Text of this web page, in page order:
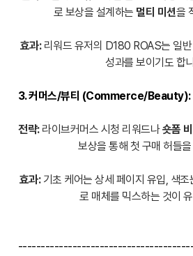
로 보상을 설계하는 멀티 미션을
효과:리워드 유저의 D180 ROAS는 일
성과를 보이기도 합
3. 커머스/뷰티 (Commerce/Beauty):
전략:라이브커머스 시청 리워드나숏폼
보상을 통해 첫 구매 허들
효과:기초 케어는 상세 페이지 유입, 색조
로 매체를 믹스하는 것이